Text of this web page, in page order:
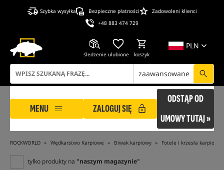
Szybka wysyłka Bezpieczne płatności
Zadowoleni klienci
+48 883 474 729
PLN
śledzenie ulubione koszyk
zaawansowane
MENU ZALOGUJ SIĘ
ODSTĄP OD
UMOWY TUTAJ »
ROCKWORLD Wędkarstwo Karpiowe Biwak karpiowy Fotele i krzesła karpiowe
tylko produkty na "naszym magazynie"